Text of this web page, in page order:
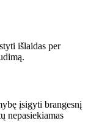
išlaidas per
įsigyti brangesnį
nepasiekiamas